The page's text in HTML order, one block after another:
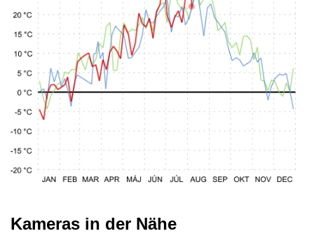
Kameras in der Nähe